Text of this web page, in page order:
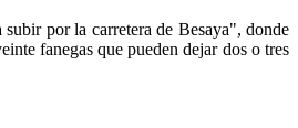
subir por la carretera de Besaya", donde
fanegas que pueden dejar dos o tres